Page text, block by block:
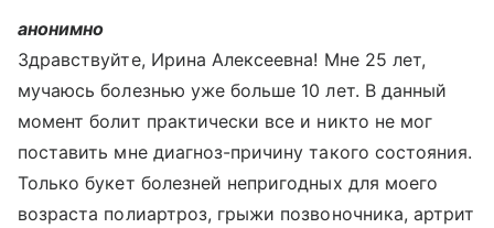
анонимно
Здравствуйте, Ирина Алексеевна! Мне 25 лет,
мучаюсь болезнью уже больше 10 лет. В данный
момент болит практически все и никто не мог
поставить мне диагноз-причину такого состояния.
Только букет болезней непригодных для моего
возраста полиартроз, грыжи позвоночника, артрит